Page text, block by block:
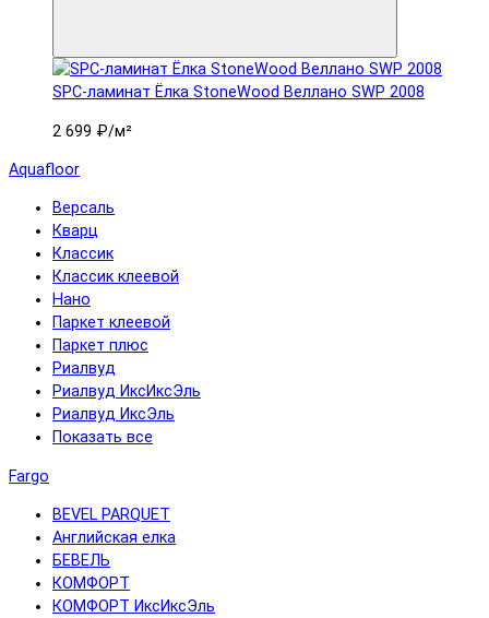
SPC-ламинат Ëлка StoneWood Веллано SWP 2008
2 699 ₽/м²
Aquafloor
Версаль
Кварц
Классик
Классик клеевой
Нано
Паркет клеевой
Паркет плюс
Риалвуд
Риалвуд ИксИксЭль
Риалвуд ИксЭль
Показать все
Fargo
BEVEL PARQUET
Английская елка
БЕВЕЛЬ
КОМФОРТ
КОМФОРТ ИксИксЭль